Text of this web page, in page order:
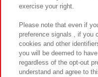
exercise your right.
Please note that even if
preference signals , if you
cookies and other
you will be deemed to
regardless of the opt-out
understand and agree to